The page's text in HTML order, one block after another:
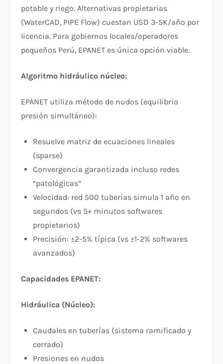
potable y riego. Alternativas propietarias
(WaterCAD, PIPE Flow) cuestan USD 3-5K/año por
licencia. Para gobiernos locales/operadores
pequeños Perú, EPANET es única opción viable.
Algoritmo hidráulico núcleo:
EPANET utiliza método de nudos (equilibrio
presión simultáneo):
Resuelve matriz de ecuaciones lineales
(sparse)
Convergencia garantizada incluso redes
“patológicas”
Velocidad: red 500 tuberías simula 1 año en
segundos (vs 5+ minutos softwares
propietarios)
Precisión: ±2-5% típica (vs ±1-2% softwares
avanzados)
Capacidades EPANET:
Hidráulica (Núcleo):
Caudales en tuberías (sistema ramificado y
cerrado)
Presiones en nudos